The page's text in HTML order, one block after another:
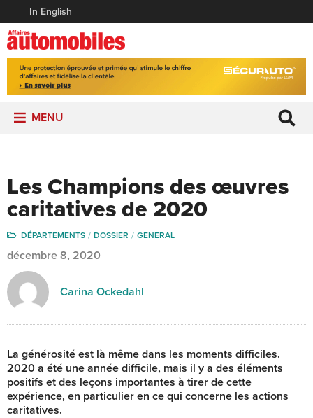
In English
MENU
Les Champions des œuvres
caritatives de 2020
DÉPARTEMENTS DOSSIER GENERAL
décembre 8, 2020
Carina Ockedahl
La générosité est là même dans les moments difficiles.
2020 a été une année difficile, mais il y a des éléments
positifs et des leçons importantes à tirer de cette
expérience, en particulier en ce qui concerne les actions
caritatives.